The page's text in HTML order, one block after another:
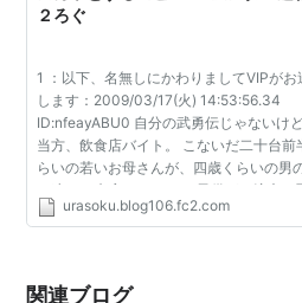
２ろぐ
1 ：以下、名無しにかわりましてVIPがお
します：2009/03/17(火) 14:53:56.34
ID:nfeayABU0 自分の武勇伝じゃないけど
当方、飲食店バイト。 こないだ二十台前
らいの若いお母さんが、四歳くらいの男
を連れて来店した。 この子供が、注文も
ないうちから店内を走りまわる。 私も一
urasoku.blog106.fc2.com
関連ブログ